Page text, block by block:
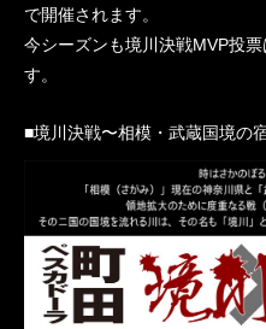
で開催されます。
今シーズンも境川決戦MVP投
す。
■境川決戦〜相模・武蔵国境の